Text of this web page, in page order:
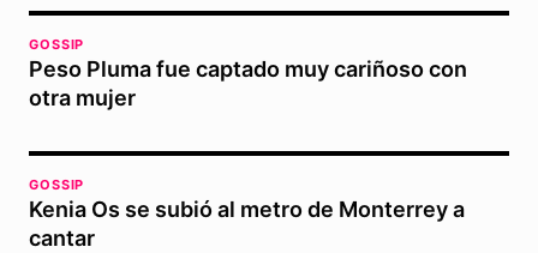
GOSSIP
Peso Pluma fue captado muy cariñoso con
otra mujer
GOSSIP
Kenia Os se subió al metro de Monterrey a
cantar